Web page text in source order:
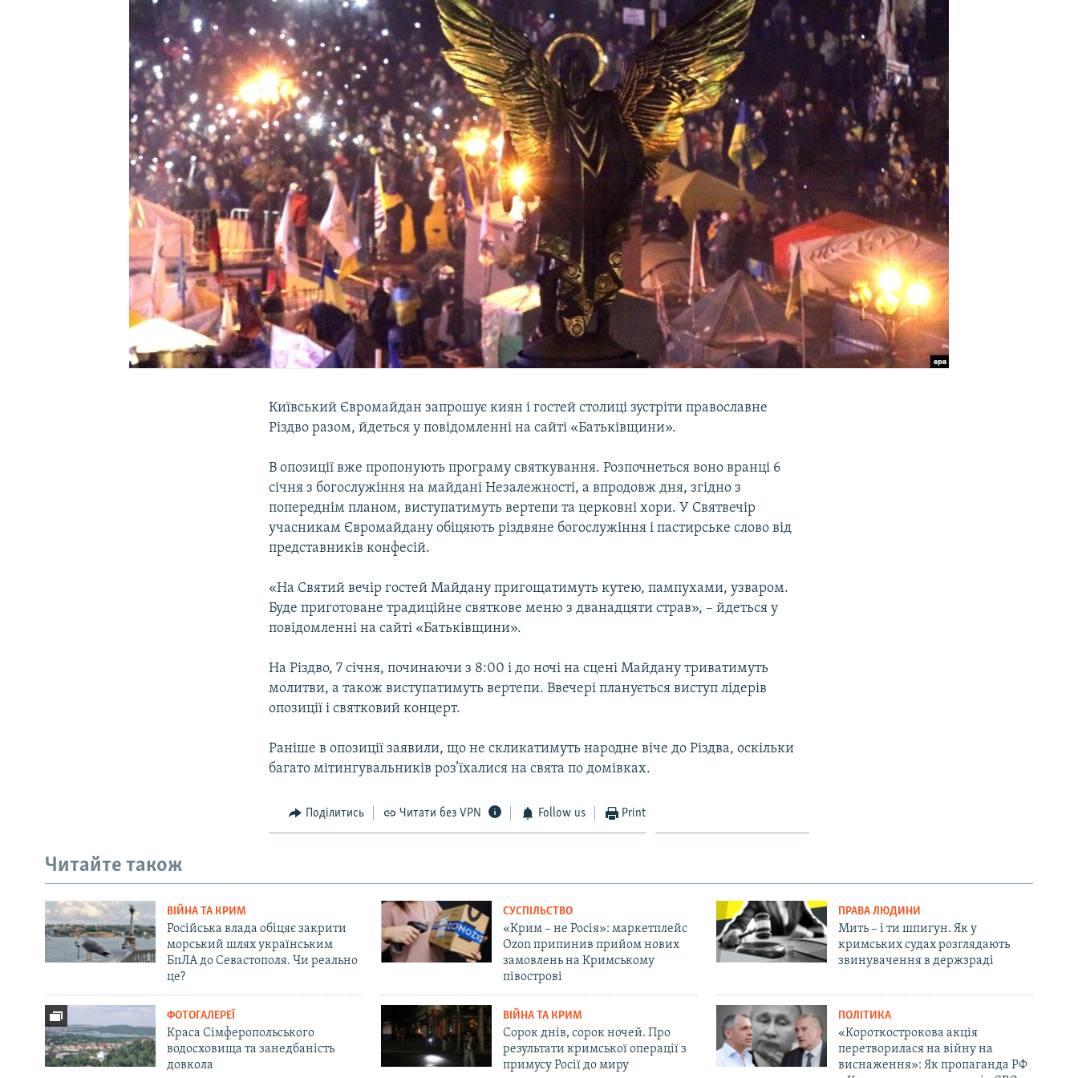
УКРАЇНСЬКА ПРОБЛЕМА КРИМУ
Київський Євромайдан запрошує киян і гостей столиці зустріти православне
Різдво разом, йдеться у повідомленні на сайті «Батьківщини».
В опозиції вже пропонують програму святкування. Розпочнеться воно вранці 6
січня з богослужіння на майдані Незалежності, а впродовж дня, згідно з
попереднім планом, виступатимуть вертепи та церковні хори. У Святвечір
учасникам Євромайдану обіцяють різдвяне богослужіння і пастирське слово від
представників конфесій.
«На Святий вечір гостей Майдану пригощатимуть кутею, пампухами, узваром.
Буде приготоване традиційне святкове меню з дванадцяти страв», – йдеться у
повідомленні на сайті «Батьківщини».
На Різдво, 7 січня, починаючи з 8:00 і до ночі на сцені Майдану триватимуть
молитви, а також виступатимуть вертепи. Ввечері планується виступ лідерів
опозиції і святковий концерт.
Раніше в опозиції заявили, що не скликатимуть народне віче до Різдва, оскільки
багато мітингувальників роз’їхалися на свята по домівках.
Поділитись Читати без VPN Follow us Print
Читайте також
ВІЙНА ТА КРИМ
Російська влада обіцяє закрити
морський шлях українським
БпЛА до Севастополя. Чи реально
це?
СУСПІЛЬСТВО
«Крим – не Росія»: маркетплейс
Ozon припинив прийом нових
замовлень на Кримському
півострові
ПРАВА ЛЮДИНИ
Мить – і ти шпигун. Як у
кримських судах розглядають
звинувачення в держзраді
ФОТОГАЛЕРЕЇ
Краса Сімферопольського
водосховища та занедбаність
довкола
ВІЙНА ТА КРИМ
Сорок днів, сорок ночей. Про
результати кримської операції з
примусу Росії до миру
ПОЛІТИКА
«Короткострокова акція
перетворилася на війну на
виснаження»: Як пропаганда РФ